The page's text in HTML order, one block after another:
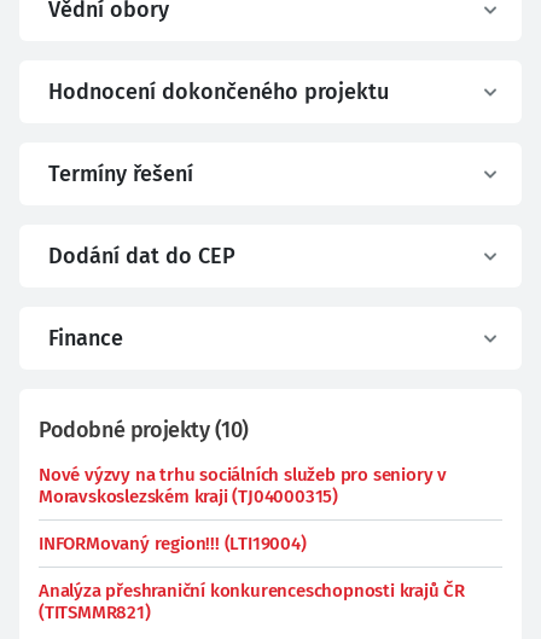
Vědní obory
Hodnocení dokončeného projektu
Termíny řešení
Dodání dat do CEP
Finance
Podobné projekty(10)
Nové výzvy na trhu sociálních služeb pro seniory v
Moravskoslezském kraji (TJ04000315)
INFORMovaný region!!! (LTI19004)
Analýza přeshraniční konkurenceschopnosti krajů ČR
(TITSMMR821)